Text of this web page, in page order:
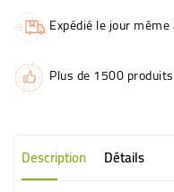
Expédié le jour
Plus de 1500
Description Détails